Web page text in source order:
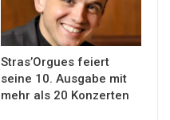
Stras’Orgues feiert
seine 10. Ausgabe mit
mehr als 20 Konzerten